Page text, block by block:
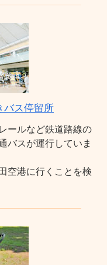
バス停留所
ールなど鉄道路線の
バスが運行していま
空港に行くことを検